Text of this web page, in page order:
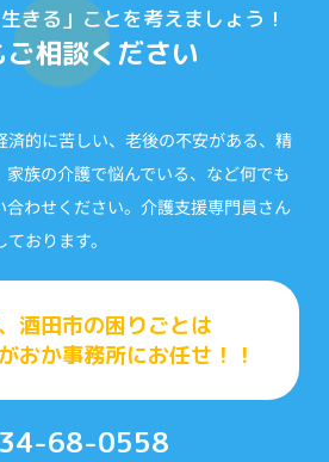
きる」ことを考えましょう！
相談ください
済的に苦しい、老後の不安がある、精
族の介護で悩んでいる、など何でも
わせください。介護支援専門員さん
おります。
酒田市の困りごとは
おか事務所にお任せ！！
68-0558